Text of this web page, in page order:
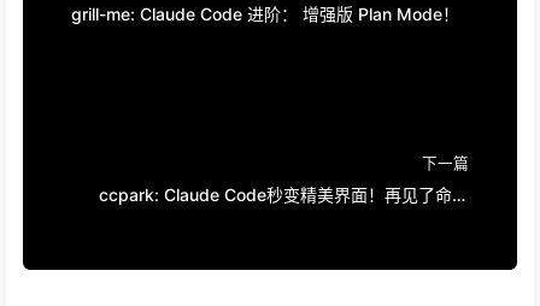
grill-me: Claude Code 进阶： 增强版 Plan Mode！
下一篇
ccpark: Claude Code秒变精美界面！再见了命令